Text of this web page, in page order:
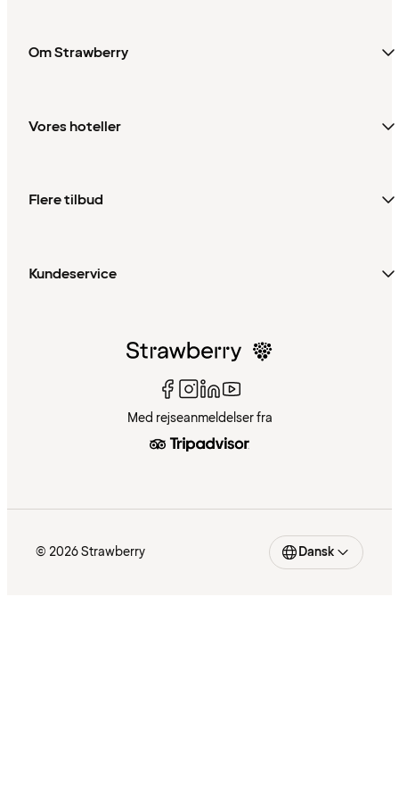
Om Strawberry
Vores hoteller
Flere tilbud
Kundeservice
Med rejseanmeldelser fra
© 2026 Strawberry Dansk